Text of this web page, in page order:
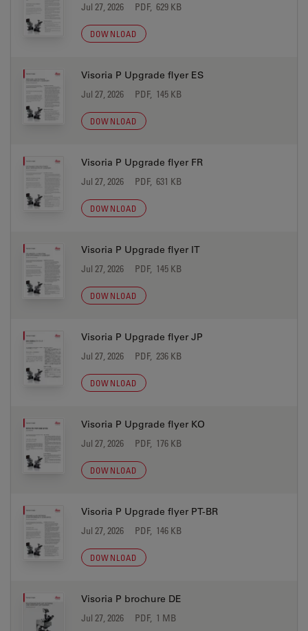
Jul 27, 2026 PDF, 629 KB
DOWNLOAD
Visoria P Upgrade flyer ES
Jul 27, 2026 PDF, 145 KB
DOWNLOAD
Visoria P Upgrade flyer FR
Jul 27, 2026 PDF, 631 KB
DOWNLOAD
Visoria P Upgrade flyer IT
Jul 27, 2026 PDF, 145 KB
DOWNLOAD
Visoria P Upgrade flyer JP
Jul 27, 2026 PDF, 236 KB
DOWNLOAD
Visoria P Upgrade flyer KO
Jul 27, 2026 PDF, 176 KB
DOWNLOAD
Visoria P Upgrade flyer PT-BR
Jul 27, 2026 PDF, 146 KB
DOWNLOAD
Visoria P brochure DE
Jul 27, 2026 PDF, 1 MB